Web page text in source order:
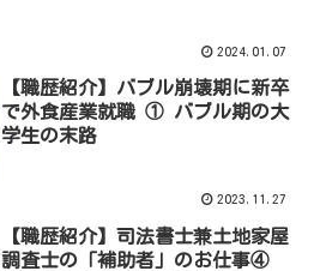
2024.01.07
【職歴紹介】バブル崩壊期に新卒
で外食産業就職 ① バブル期の大
学生の末路
2023.11.27
【職歴紹介】司法書士兼土地家屋
調査士の「補助者」のお仕事④